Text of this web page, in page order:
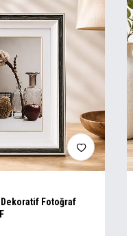
Dekoratif Fotoğraf